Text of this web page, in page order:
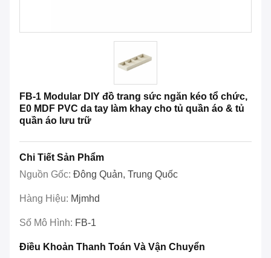
FB-1 Modular DIY đồ trang sức ngăn kéo tổ chức,
E0 MDF PVC da tay làm khay cho tủ quần áo & tủ
quần áo lưu trữ
Chi Tiết Sản Phẩm
Nguồn Gốc: Đông Quản, Trung Quốc
Hàng Hiệu: Mjmhd
Số Mô Hình: FB-1
Điều Khoản Thanh Toán Và Vận Chuyển